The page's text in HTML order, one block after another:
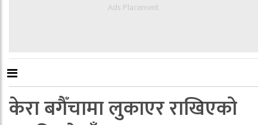
Ads Placement
केरा बगैँचामा लुकाएर राखिएको